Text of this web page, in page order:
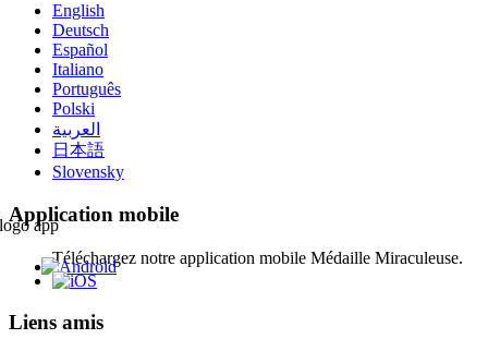
English
Deutsch
Español
Italiano
Português
Polski
العربية
日本語
Slovensky
Application mobile
Téléchargez notre application mobile Médaille Miraculeuse.
Liens amis